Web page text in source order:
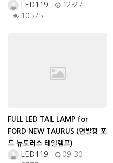
LED119
12-27
10575
FULL LED TAIL LAMP for
FORD NEW TAURUS (면발광 포
드 뉴토러스 테일램프)
LED119
09-30